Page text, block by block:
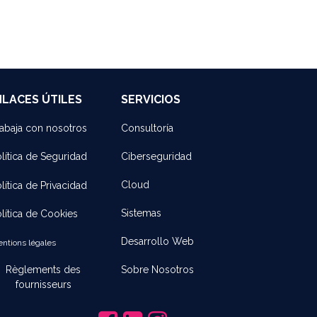
ÚTILES
con noso​tros
de Seguridad
de Privacidad
de Cookies
légales
Règlements des
fournisseurs
SERVICIOS
Consultoría
Ciberseguridad
Cloud
Sistemas
Desarrollo Web
Sobre Nosotros